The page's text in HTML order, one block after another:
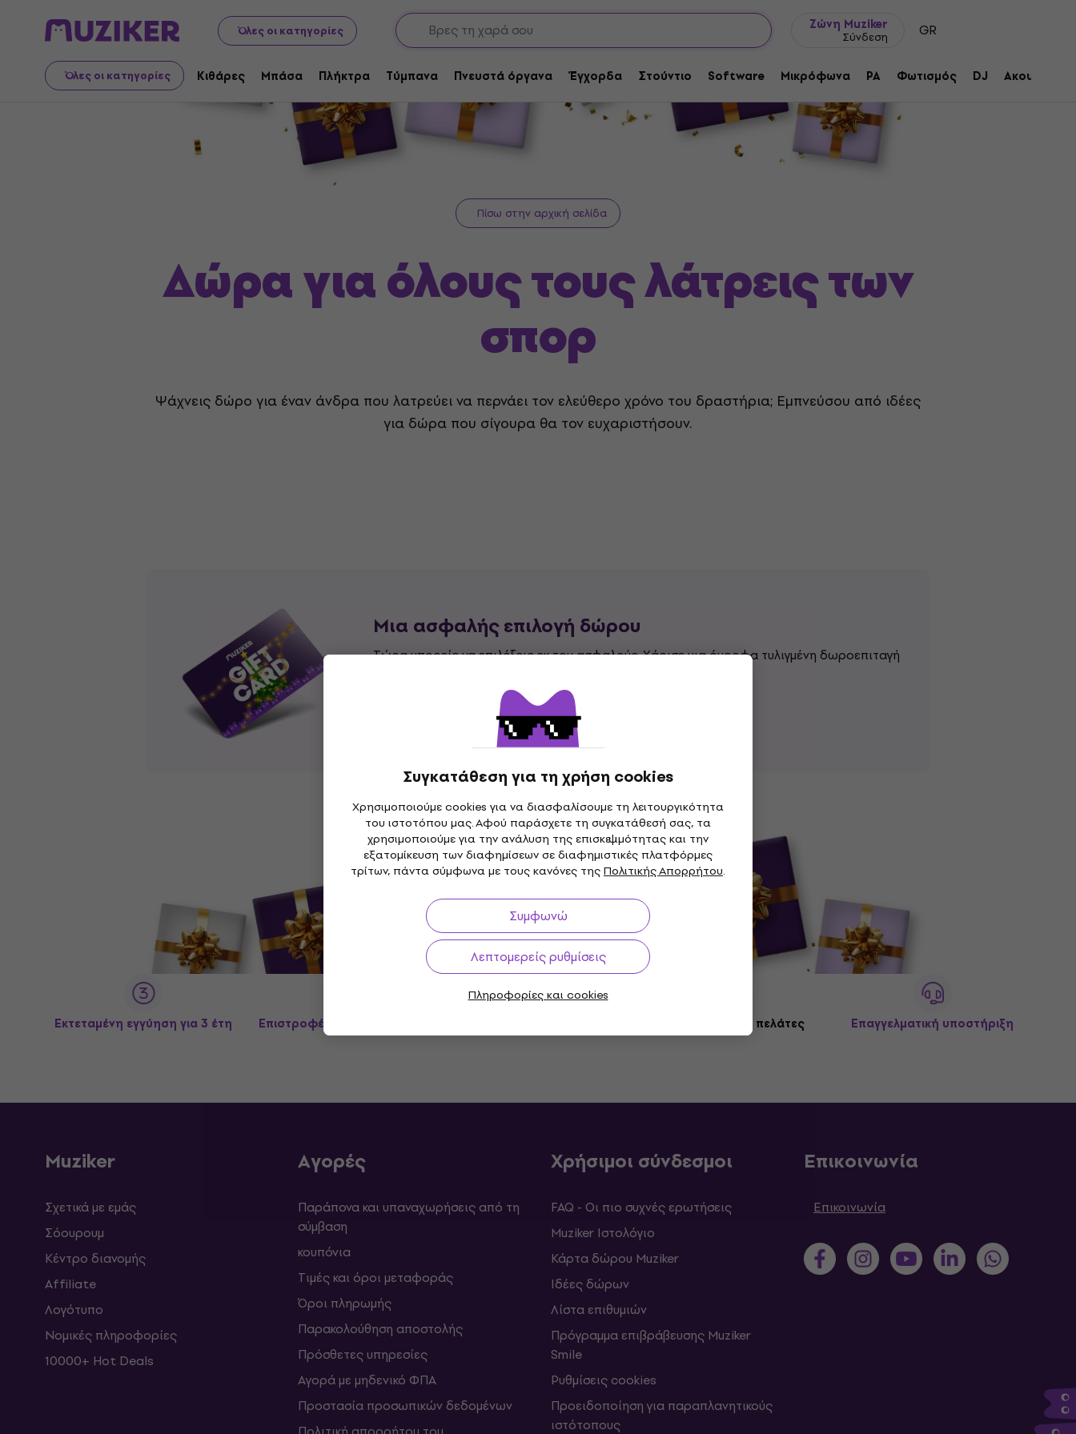
Όλες οι κατηγορίες
Ζώνη Muziker
Σύνδεση GR
Όλες οι κατηγορίες Κιθάρες Μπάσα Πλήκτρα Τύμπανα Πνευστά όργανα Έγχορδα Στούντιο Software Μικρόφωνα PA Φωτισμός DJ Ακουστικά
Συγκατάθεση για τη χρήση cookies
Χρησιμοποιούμε cookies για να διασφαλίσουμε τη λειτουργικότητα
του ιστοτόπου μας. Αφού παράσχετε τη συγκατάθεσή σας, τα
χρησιμοποιούμε για την ανάλυση της επισκεψιμότητας και την
εξατομίκευση των διαφημίσεων σε διαφημιστικές πλατφόρμες
τρίτων, πάντα σύμφωνα με τους κανόνες τηςΠολιτικής Απορρήτου.
Συμφωνώ
Λεπτομερείς ρυθμίσεις
Πληροφορίες και cookies
Ιδέες δώρων Δώρα για όλους τους λάτρεις των σπορ
Πίσω στην αρχική σελίδα
Δώρα για όλους τους λάτρεις των
σπορ
Ψάχνεις δώρο για έναν άνδρα που λατρεύει να περνάει τον ελεύθερο χρόνο του δραστήρια; Εμπνεύσου από ιδέες
για δώρα που σίγουρα θα τον ευχαριστήσουν.
Μια ασφαλής επιλογή δώρου
Τώρα μπορείς να επιλέξεις εκ του ασφαλούς. Χάρισε μια όμορφα τυλιγμένη δωροεπιταγή
Βρες περισσότερα
Εκτεταμένη εγγύηση για 3 έτη Επιστροφές έως 30 ημέρες Πάνω από 3M+ πελάτες Επαγγελματική υποστήριξη
Muziker
Σχετικά με εμάς
Σόουρουμ
Κέντρο διανομής
Affiliate
Λογότυπο
Νομικές πληροφορίες
10000+ Hot Deals
Αγορές
Παράπονα και υπαναχωρήσεις από τη
σύμβαση
κουπόνια
Τιμές και όροι μεταφοράς
Όροι πληρωμής
Παρακολούθηση αποστολής
Πρόσθετες υπηρεσίες
Αγορά με μηδενικό ΦΠΑ
Προστασία προσωπικών δεδομένων
Χρήσιμοι σύνδεσμοι
FAQ - Οι πιο συχνές ερωτήσεις
Muziker Ιστολόγιο
Κάρτα δώρου Muziker
Ιδέες δώρων
Λίστα επιθυμιών
Πρόγραμμα επιβράβευσης Muziker
Smile
Ρυθμίσεις cookies
Προειδοποίηση για παραπλανητικούς
ιστότοπους
Επικοινωνία
Επικοινωνία